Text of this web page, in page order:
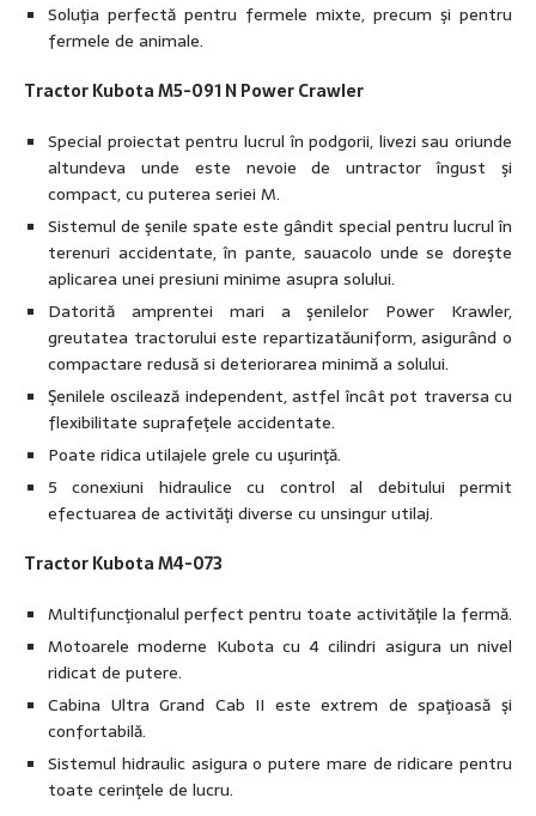
Soluţia perfectă pentru fermele mixte, precum şi pentru
fermele de animale.
Tractor Kubota M5-091 N Power Crawler
Special proiectat pentru lucrul în podgorii, livezi sau oriunde
altundeva unde este nevoie de untractor îngust şi
compact, cu puterea seriei M.
Sistemul de şenile spate este gândit special pentru lucrul în
terenuri accidentate, în pante, sauacolo unde se doreşte
aplicarea unei presiuni minime asupra solului.
Datorită amprentei mari a şenilelor Power Krawler,
greutatea tractorului este repartizatăuniform, asigurând o
compactare redusă si deteriorarea minimă a solului.
Şenilele oscilează independent, astfel încât pot traversa cu
flexibilitate suprafeţele accidentate.
Poate ridica utilajele grele cu uşurinţă.
5 conexiuni hidraulice cu control al debitului permit
efectuarea de activităţi diverse cu unsingur utilaj.
Tractor Kubota M4-073
Multifuncţionalul perfect pentru toate activităţile la fermă.
Motoarele moderne Kubota cu 4 cilindri asigura un nivel
ridicat de putere.
Cabina Ultra Grand Cab II este extrem de spaţioasă şi
confortabilă.
Sistemul hidraulic asigura o putere mare de ridicare pentru
toate cerinţele de lucru.